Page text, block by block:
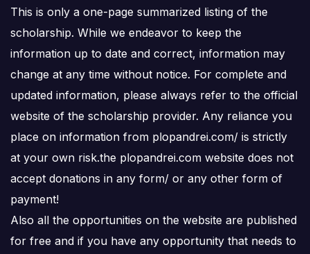
This is only a one-page summarized listing of the
scholarship. While we endeavor to keep the
information up to date and correct, information may
change at any time without notice. For complete and
updated information, please always refer to the official
website of the scholarship provider. Any reliance you
place on information from plopandrei.com/ is strictly
at your own risk.the plopandrei.com website does not
accept donations in any form/ or any other form of
payment!
Also all the opportunities on the website are published
for free and if you have any opportunity that needs to